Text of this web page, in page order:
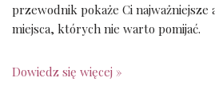
przewodnik pokaże Ci
miejsca, których nie warto pomijać.
Dowiedz się więcej »